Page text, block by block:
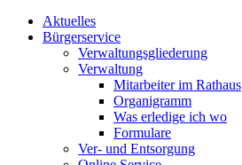
Aktuelles
Bürgerservice
Verwaltungsgliederung
Verwaltung
Mitarbeiter im Rathaus
Organigramm
Was erledige ich wo
Formulare
Ver- und Entsorgung